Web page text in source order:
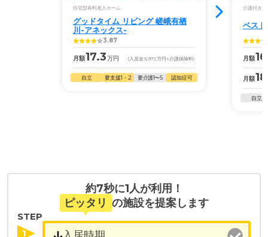
住宅型有料老人ホーム
グッドタイム リビング 嵯峨有栖
川-アネックス-
3.87
月額17.3万円 (入居金3,972万円 +介護保険料)
自立 要支援1・2 要介護1〜5 認知症可
介護付き有
ベス
月額
月額
自立
約7秒に1人が利用！
ピッタリ の施設を提案します
STEP
1